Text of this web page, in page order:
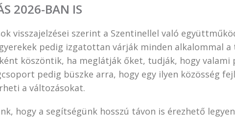
2026-BAN IS
visszajelzései szerint a Szentinellel való
pedig izgatottan várják minden alkalommal
köszöntik, ha meglátják őket, tudják, hogy valami
pedig büszke arra, hogy egy ilyen közösség
a változásokat.
hogy a segítségünk hosszú távon is érezhető